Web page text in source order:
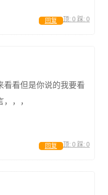
顶: 0 踩: 0
回复
看但是你说的我要看
，，
顶: 0 踩: 0
回复